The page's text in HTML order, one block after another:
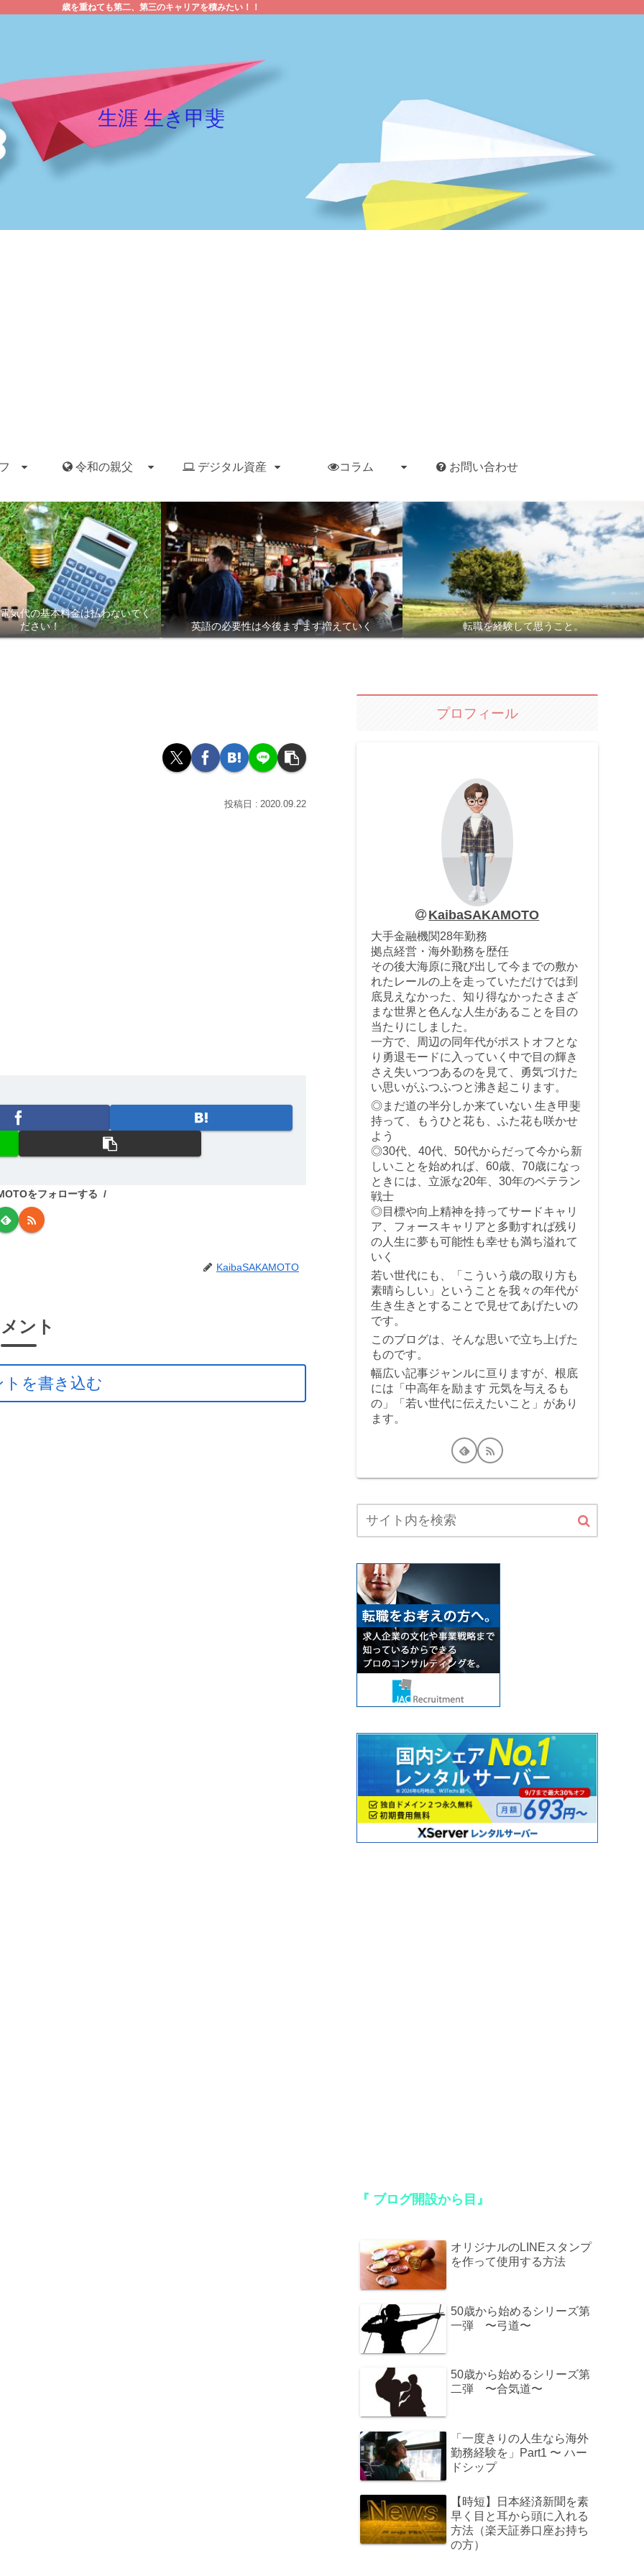
歳を重ねても第二、第三のキャリアを積みたい！！
生涯 生き甲斐
令和の親父 デジタル資産 コラム お問い合わせ
気代の基本料金は払わないでく
ださい！
英語の必要性は今後ますます増えていく 転職を経験して思うこと。
2020.09.22
をフォローする
KaibaSAKAMOTO
ント
を書き込む
プロフィール
KaibaSAKAMOTO
大手金融機関28年勤務
拠点経営・海外勤務を歴任
その後大海原に飛び出して今までの敷か
れたレールの上を走っていただけでは到
底見えなかった、知り得なかったさまざ
まな世界と色んな人生があることを目の
当たりにしました。
一方で、周辺の同年代がポストオフとな
り勇退モードに入っていく中で目の輝き
さえ失いつつあるのを見て、勇気づけた
い思いがふつふつと沸き起こります。
◎まだ道の半分しか来ていない 生き甲斐
持って、もうひと花も、ふた花も咲かせ
よう
◎30代、40代、50代からだって今から新
しいことを始めれば、60歳、70歳になっ
ときには、立派な20年、30年のベテラン
戦士
◎目標や向上精神を持ってサードキャリ
ア、フォースキャリアと多動すれば残り
の人生に夢も可能性も幸せも満ち溢れて
いく
若い世代にも、「こういう歳の取り方も
素晴らしい」ということを我々の年代が
生き生きとすることで見せてあげたいの
です。
このブログは、そんな思いで立ち上げた
ものです。
幅広い記事ジャンルに亘りますが、根底
には「中高年を励ます 元気を与えるも
の」「若い世代に伝えたいこと」があり
ます。
『 ブログ開設から 目』
オリジナルのLINEスタンプ
を作って使用する方法
50歳から始めるシリーズ第
一弾 〜弓道〜
50歳から始めるシリーズ第
二弾 〜合気道〜
「一度きりの人生なら海外
勤務経験を」Part1 〜 ハー
ドシップ
【時短】日本経済新聞を素
早く目と耳から頭に入れる
方法（楽天証券口座お持ち
の方）